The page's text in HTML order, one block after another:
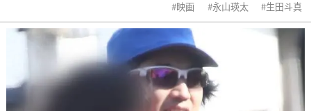
映画 永山瑛太 生田斗真